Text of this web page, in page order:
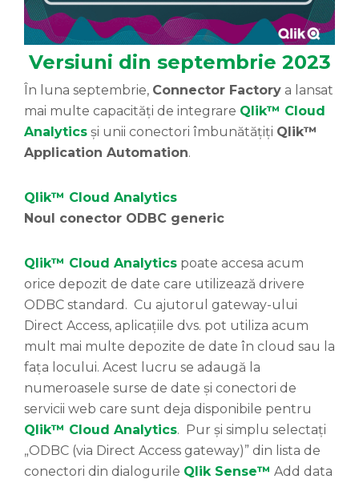
Versiuni din septembrie 2023
În luna septembrie, Connector Factory a lansat
mai multe capacități de integrare Qlik™ Cloud
Analytics și unii conectori îmbunătățiți Qlik™
Application Automation.
Qlik™ Cloud Analytics
Noul conector ODBC generic
Qlik™ Cloud Analytics poate accesa acum
orice depozit de date care utilizează drivere
ODBC standard. Cu ajutorul gateway-ului
Direct Access, aplicațiile dvs. pot utiliza acum
mult mai multe depozite de date în cloud sau la
fața locului. Acest lucru se adaugă la
numeroasele surse de date și conectori de
servicii web care sunt deja disponibile pentru
Qlik™ Cloud Analytics. Pur și simplu selectați
„ODBC (via Direct Access gateway)” din lista de
conectori din dialogurile Qlik Sense™ Add data